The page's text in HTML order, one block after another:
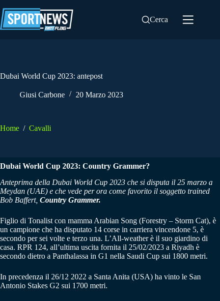
al
contenuto
Cerca
Dubai World Cup 2023: antepost
Giusi Carbone 20 Marzo 2023
Home / Cavalli
Dubai World Cup 2023: Country Grammer?
Anteprima della Dubai World Cup 2023 che si disputa il 25 marzo a
Meydan (UAE) e che vede per ora come favorito il soggetto trained
Bob Baffert, Country Grammer.
Figlio di Tonalist con mamma Arabian Song (Forestry – Storm Cat), è
un campione che ha disputato 14 corse in carriera vincendone 5, è
secondo per sei volte e terzo una. L’All-weather è il suo giardino di
casa. RPR 124, all’ultima uscita fornita il 25/02/2023 a Riyadh è
secondo dietro a Panthalassa in G1 nella Saudi Cup sui 1800 metri.
In precedenza il 26/12 2022 a Santa Anita (USA) ha vinto le San
Antonio Stakes G2 sui 1700 metri.